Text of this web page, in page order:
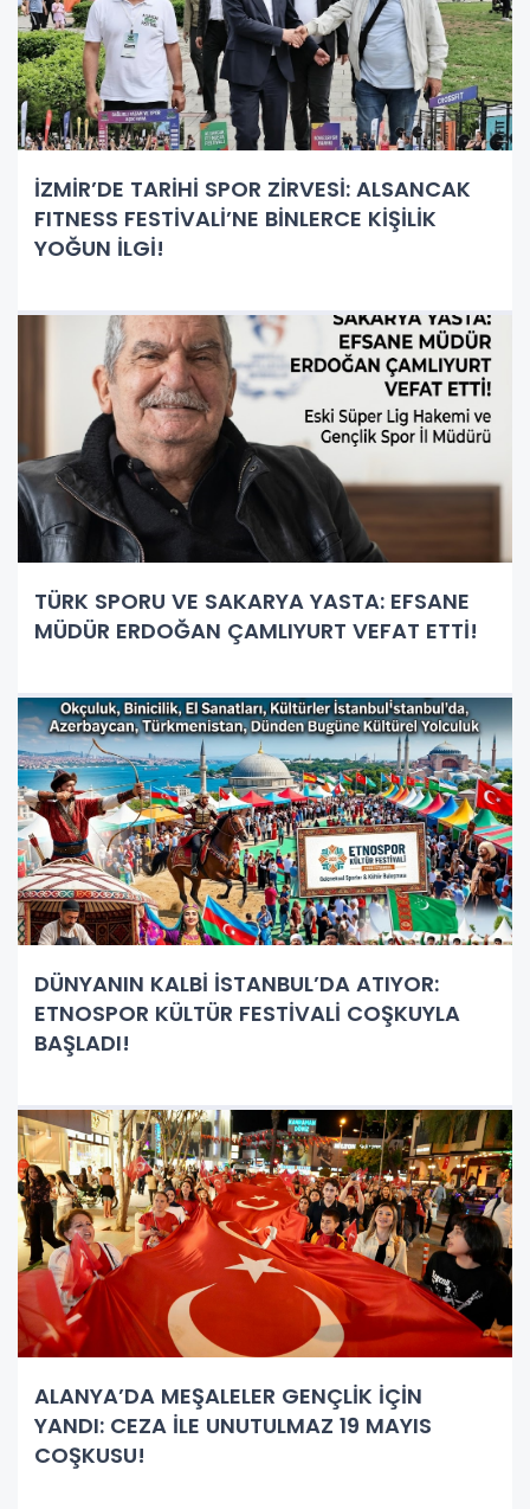
İZMİR’DE TARİHİ SPOR ZİRVESİ: ALSANCAK
FITNESS FESTİVALİ’NE BİNLERCE KİŞİLİK
YOĞUN İLGİ!
TÜRK SPORU VE SAKARYA YASTA: EFSANE
MÜDÜR ERDOĞAN ÇAMLIYURT VEFAT ETTİ!
DÜNYANIN KALBİ İSTANBUL’DA ATIYOR:
ETNOSPOR KÜLTÜR FESTİVALİ COŞKUYLA
BAŞLADI!
ALANYA’DA MEŞALELER GENÇLİK İÇİN
YANDI: CEZA İLE UNUTULMAZ 19 MAYIS
COŞKUSU!